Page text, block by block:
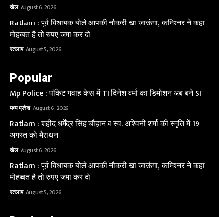
खेल August 6, 2026
Ratlam : पूर्व विधायक बोले आपकी नौकरी खा जाऊंगा, कमिश्नर ने कहा
मोहब्बत है तो रुपए जमा कर दो
रतलाम August 5, 2026
Popular
Mp Police : पॉकेट गवाह केस में TI दिनेश वर्मा का डिमोशन अब बने SI
मध्य प्रदेश August 6, 2026
Ratlam : शहीद धर्मेंद्र सिंह चौहान व स्व. अश्विनी शर्मा की स्मृति में 19
अगस्त को मैराथन
खेल August 6, 2026
Ratlam : पूर्व विधायक बोले आपकी नौकरी खा जाऊंगा, कमिश्नर ने कहा
मोहब्बत है तो रुपए जमा कर दो
रतलाम August 5, 2026